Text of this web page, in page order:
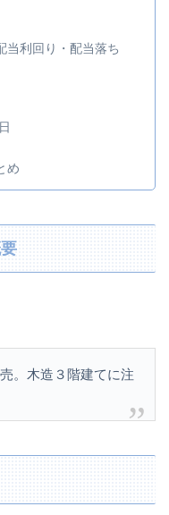
利回り・配当落ち
め
。木造３階建てに注